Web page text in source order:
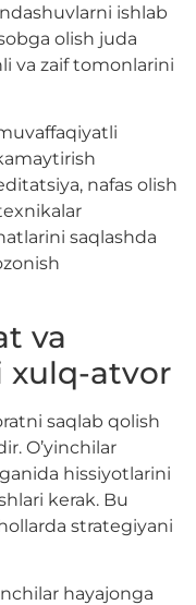
ishlab
olish juda
va zaif tomonlarini
nafas olish
saqlashda
va
xulq-atvor
saqlab qolish
O’yinchilar
hissiyotlarini
kerak. Bu
strategiyani
hayajonga